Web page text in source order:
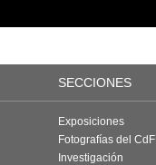
SECCIONES
Exposiciones
Fotografías del CdF
Investigación